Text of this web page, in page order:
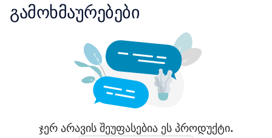
გამოხმაურებები
ჯერ არავის შეუფასებია ეს პროდუქტი.